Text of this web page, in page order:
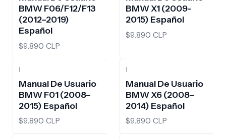
BMW F06/F12/F13
(2012–2019)
Español
$9.890 CLP
BMW X1 (2009-
2015) Español
$9.890 CLP
|
Manual De Usuario
BMW F01 (2008–
2015) Español
$9.890 CLP
|
Manual De Usuario
BMW X6 (2008–
2014) Español
$9.890 CLP